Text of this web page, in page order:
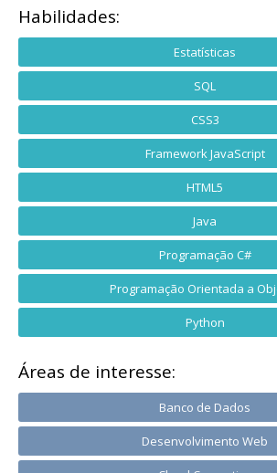
Habilidades:
Estatísticas
SQL
CSS3
Framework JavaScript
HTML5
Java
Programação C#
Programação Orientada a
Python
Áreas de interesse:
Banco de Dados
Desenvolvimento Web